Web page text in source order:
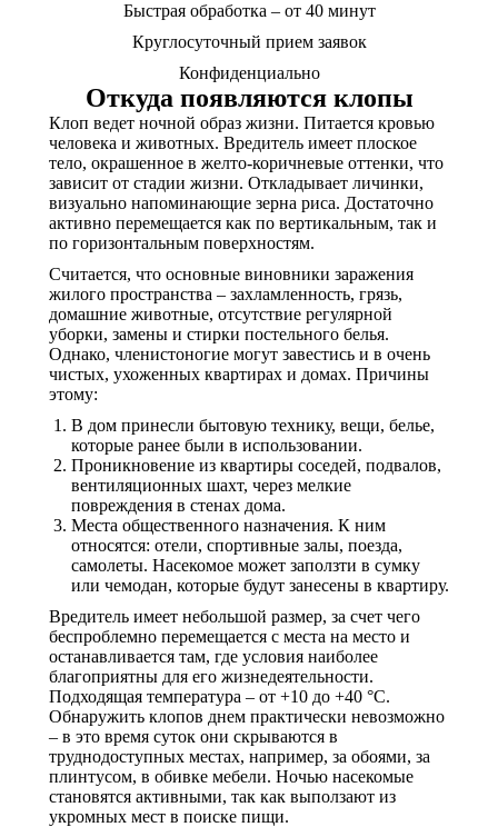
Быстрая обработка – от 40 минут
Круглосуточный прием заявок
Конфиденциально
Откуда появляются клопы
Клоп ведет ночной образ жизни. Питается кровью
человека и животных. Вредитель имеет плоское
тело, окрашенное в желто-коричневые оттенки, что
зависит от стадии жизни. Откладывает личинки,
визуально напоминающие зерна риса. Достаточно
активно перемещается как по вертикальным, так и
по горизонтальным поверхностям.
Считается, что основные виновники заражения
жилого пространства – захламленность, грязь,
домашние животные, отсутствие регулярной
уборки, замены и стирки постельного белья.
Однако, членистоногие могут завестись и в очень
чистых, ухоженных квартирах и домах. Причины
этому:
В дом принесли бытовую технику, вещи, белье,
которые ранее были в использовании.
Проникновение из квартиры соседей, подвалов,
вентиляционных шахт, через мелкие
повреждения в стенах дома.
Места общественного назначения. К ним
относятся: отели, спортивные залы, поезда,
самолеты. Насекомое может заползти в сумку
или чемодан, которые будут занесены в квартиру.
Вредитель имеет небольшой размер, за счет чего
беспроблемно перемещается с места на место и
останавливается там, где условия наиболее
благоприятны для его жизнедеятельности.
Подходящая температура – от +10 до +40 °С.
Обнаружить клопов днем практически невозможно
– в это время суток они скрываются в
труднодоступных местах, например, за обоями, за
плинтусом, в обивке мебели. Ночью насекомые
становятся активными, так как выползают из
укромных мест в поиске пищи.